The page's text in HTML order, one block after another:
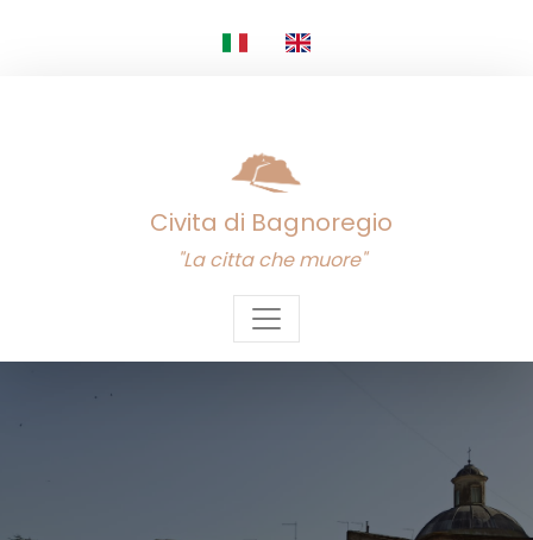
Civita di Bagnoregio
"La citta che muore"